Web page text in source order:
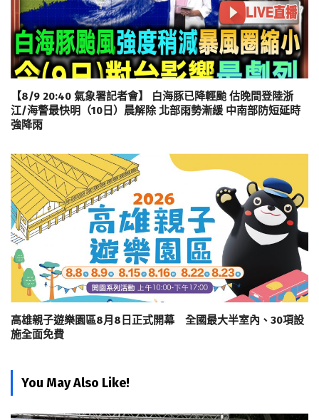
【8/9 20:40 氣象署記者會】 白海豚已降輕颱 估晚間登陸浙
江/海警最快明（10日）晨解除 北部雨勢漸緩 中南部防短延時
強降雨
高雄親子遊樂園區8月8日正式開幕 全國最大半室內、30項設
施全面免費
You May Also Like!